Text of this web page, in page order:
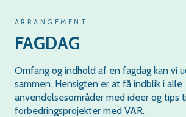
ARRANGEMENT
FAGDAG
Omfang og indhold af en fagdag kan vi
sammen. Hensigten er at få indblik i alle
anvendelsesområder med ideer og tips
forbedringsprojekter med VAR.